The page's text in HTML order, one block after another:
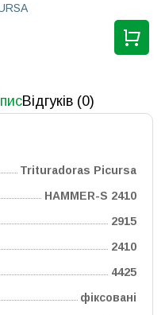
Відгуків (0)
Trituradoras Picursa
HAMMER-S 2410
2915
2410
4425
фіксовані